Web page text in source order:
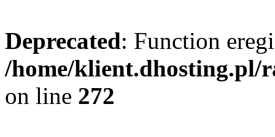
Deprecated: Function
/home/klient.dhosting.pl/
on line 272